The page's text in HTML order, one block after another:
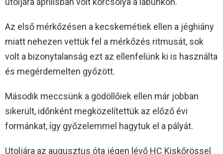
Az első mérkőzésen a kecskemétiek ellen a jéghiány
miatt nehezen vettük fel a mérkőzés ritmusát, sok
volt a bizonytalanság ezt az ellenfelünk ki is használta
és megérdemelten győzött.
Második meccsünk a gödöllőiek ellen már jobban
sikerült, időnként megközelítettük az előző évi
formánkat, így győzelemmel hagytuk el a pályát.
Utoljára az augusztus óta jégen lévő HC Kiskőrössel